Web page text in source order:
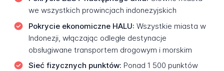
we wszystkich prowincjach indonezyjskich
Pokrycie ekonomiczne HALU: Wszystkie miasta w
Indonezji, włączając odległe destynacje
obsługiwane transportem drogowym i morskim
Sieć fizycznych punktów: Ponad 1 500 punktów